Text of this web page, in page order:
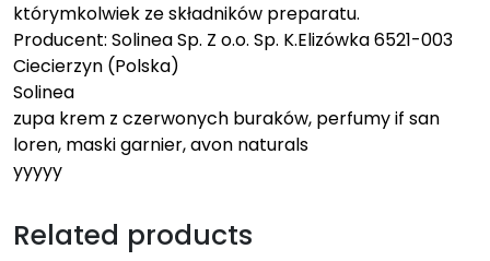
którymkolwiek ze składników preparatu.
Producent: Solinea Sp. Z o.o. Sp. K.Elizówka 6521-003
Ciecierzyn (Polska)
Solinea
zupa krem z czerwonych buraków, perfumy if san
loren, maski garnier, avon naturals
yyyyy
Related products